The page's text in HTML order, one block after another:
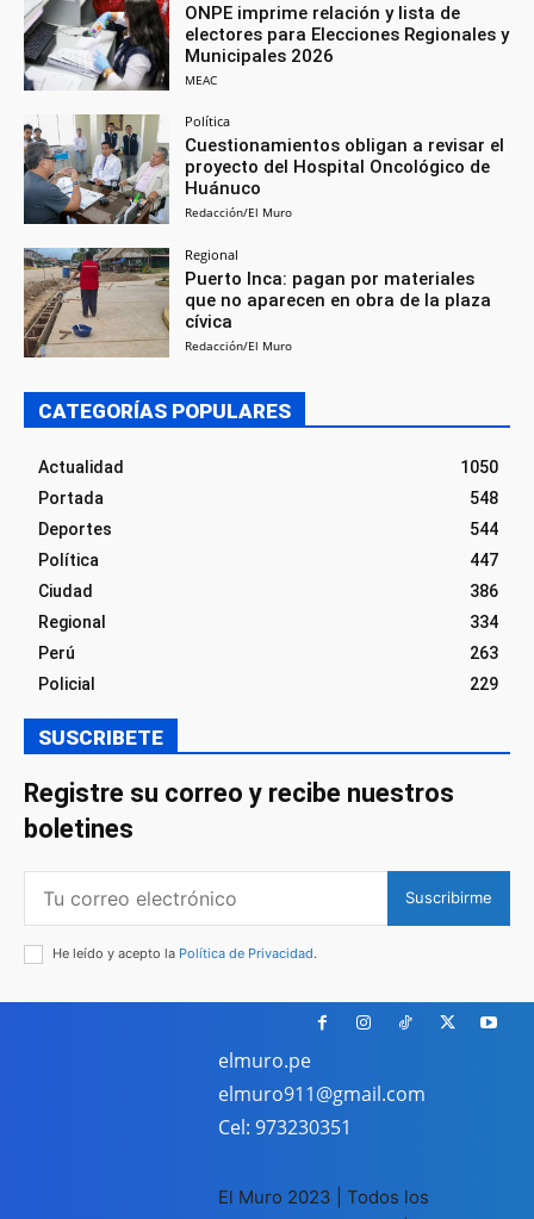
ONPE imprime relación y lista de
electores para Elecciones Regionales y
Municipales 2026
MEAC
Política
Cuestionamientos obligan a revisar el
proyecto del Hospital Oncológico de
Huánuco
Redacción/El Muro
Regional
Puerto Inca: pagan por materiales
que no aparecen en obra de la plaza
cívica
Redacción/El Muro
CATEGORÍAS POPULARES
Actualidad
1050
Portada
548
Deportes
544
Política
447
Ciudad
386
Regional
334
Perú
263
Policial
229
SUSCRIBETE
Registre su correo y recibe nuestros
boletines
Suscribirme
He leído y acepto la Política de Privacidad.
elmuro.pe
elmuro911@gmail.com
Cel: 973230351
El Muro 2023 | Todos los